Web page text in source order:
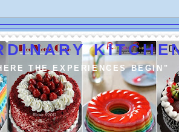
THE EXPERIENCES BEGIN"